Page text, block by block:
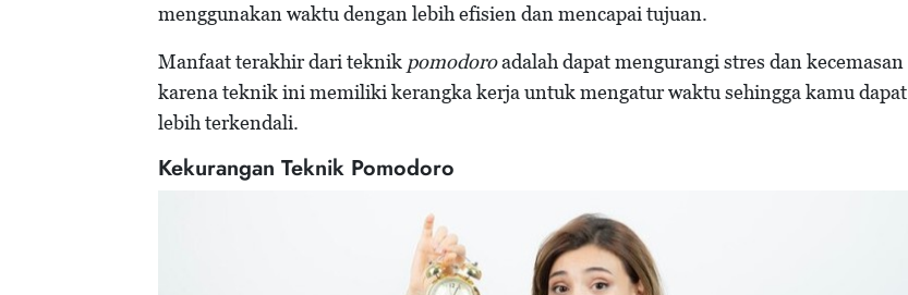
menggunakan waktu dengan lebih efisien dan mencapai tujuan.
Manfaat terakhir dari teknik pomodoroadalah dapat mengurangi stres dan kecemasan
karena teknik ini memiliki kerangka kerja untuk mengatur waktu sehingga kamu dapat
lebih terkendali.
Kekurangan Teknik Pomodoro